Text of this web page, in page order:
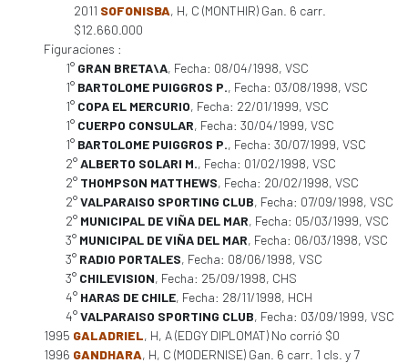
2011 SOFONISBA, H, C (MONTHIR) Gan. 6 carr.
$12.660.000
Figuraciones :
1° GRAN BRETA\A, Fecha: 08/04/1998, VSC
1° BARTOLOME PUIGGROS P., Fecha: 03/08/1998, VSC
1° COPA EL MERCURIO, Fecha: 22/01/1999, VSC
1° CUERPO CONSULAR, Fecha: 30/04/1999, VSC
1° BARTOLOME PUIGGROS P., Fecha: 30/07/1999, VSC
2°ALBERTO SOLARI M., Fecha: 01/02/1998, VSC
2° THOMPSON MATTHEWS, Fecha: 20/02/1998, VSC
2°VALPARAISO SPORTING CLUB, Fecha: 07/09/1998, VSC
2° MUNICIPAL DE VIÑA DEL MAR, Fecha: 05/03/1999, VSC
3° MUNICIPAL DE VIÑA DEL MAR, Fecha: 06/03/1998, VSC
3° RADIO PORTALES, Fecha: 08/06/1998, VSC
3° CHILEVISION, Fecha: 25/09/1998, CHS
4° HARAS DE CHILE, Fecha: 28/11/1998, HCH
4°VALPARAISO SPORTING CLUB, Fecha: 03/09/1999, VSC
1995 GALADRIEL, H, A (EDGY DIPLOMAT) No corrió $0
1996 GANDHARA, H, C (MODERNISE) Gan. 6 carr. 1 cls. y 7